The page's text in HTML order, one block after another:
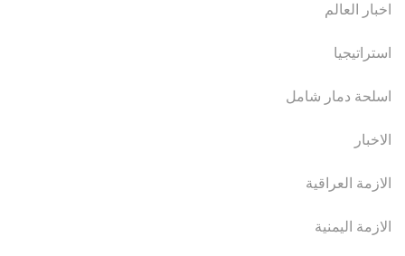
اخبار العالم
استراتيجيا
اسلحة دمار شامل
الاخبار
الازمة العراقية
الازمة اليمنية